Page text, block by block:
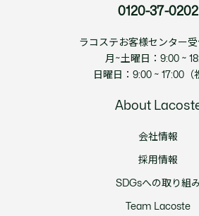
0120-37-0202
ラコステお客様センター受
月~土曜日：9:00 ~
日曜日：9:00 ~ 17:00（
About
会社情報
採用情報
SDGsへの取り組
Team Lacoste